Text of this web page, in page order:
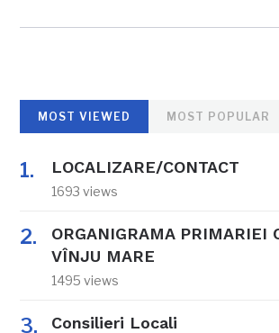
MOST VIEWED MOST POPULAR
LOCALIZARE/CONTACT
1693 views
ORGANIGRAMA PRIMARIEI
VÎNJU MARE
1495 views
Consilieri Locali